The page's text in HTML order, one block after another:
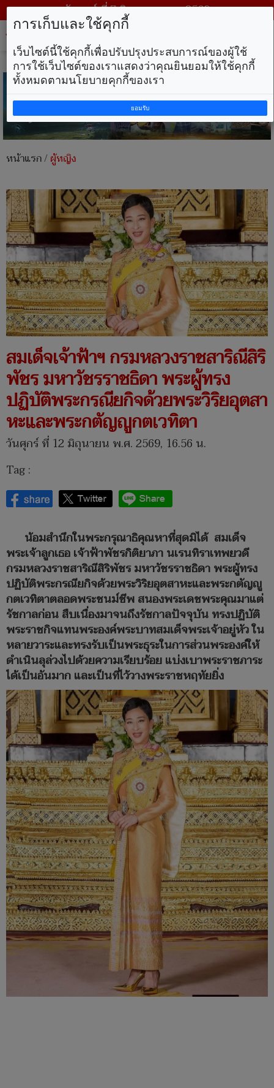
วันศุกร์ ที่ 7 สิงหาคม พ.ศ. 2569
หน้าแรก/ผู้หญิง
สมเด็จเจ้าฟ้าฯ กรมหลวงราชสาริณีสิริ
พัชร มหาวัชรราชธิดา พระผู้ทรง
ปฏิบัติพระกรณียกิจด้วยพระวิริยอุตสา
หะและพระกตัญญูกตเวทิตา
วันศุกร์ ที่ 12 มิถุนายน พ.ศ. 2569, 16.56 น.
Tag :
น้อมสำนึกในพระกรุณาธิคุณหาที่สุดมิได้ สมเด็จ
พระเจ้าลูกเธอ เจ้าฟ้าพัชรกิติยาภา นเรนทิราเทพยวดี
กรมหลวงราชสาริณีสิริพัชร มหาวัชรราชธิดา พระผู้ทรง
ปฏิบัติพระกรณียกิจด้วยพระวิริยอุตสาหะและพระกตัญญู
กตเวทิตาตลอดพระชนม์ชีพ สนองพระเดชพระคุณมาแต่
รัชกาลก่อน สืบเนื่องมาจนถึงรัชกาลปัจจุบัน ทรงปฏิบัติ
พระราชกิจแทนพระองค์พระบาทสมเด็จพระเจ้าอยู่หัว ใน
หลายวาระและทรงรับเป็นพระธุระในการส่วนพระองค์ให้
ดำเนินลุล่วงไปด้วยความเรียบร้อย แบ่งเบาพระราชภาระ
ได้เป็นอันมาก และเป็นที่ไว้วางพระราชหฤทัยยิ่ง
การเก็บและใช้คุกกี้
เว็บไซต์นี้ใช้คุกกี้เพื่อปรับปรุงประสบการณ์ของผู้ใช้
การใช้เว็บไซต์ของเราแสดงว่าคุณยินยอมให้ใช้คุกกี้
ทั้งหมดตามนโยบายคุกกี้ของเรา
ยอมรับ